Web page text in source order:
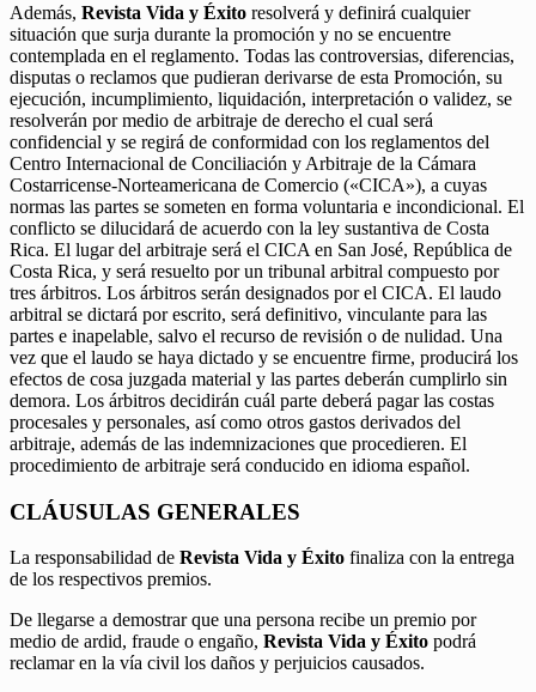
Además, Revista Vida y Éxito resolverá y definirá cualquier
situación que surja durante la promoción y no se encuentre
contemplada en el reglamento. Todas las controversias, diferencias,
disputas o reclamos que pudieran derivarse de esta Promoción, su
ejecución, incumplimiento, liquidación, interpretación o validez, se
resolverán por medio de arbitraje de derecho el cual será
confidencial y se regirá de conformidad con los reglamentos del
Centro Internacional de Conciliación y Arbitraje de la Cámara
Costarricense-Norteamericana de Comercio («CICA»), a cuyas
normas las partes se someten en forma voluntaria e incondicional. El
conflicto se dilucidará de acuerdo con la ley sustantiva de Costa
Rica. El lugar del arbitraje será el CICA en San José, República de
Costa Rica, y será resuelto por un tribunal arbitral compuesto por
tres árbitros. Los árbitros serán designados por el CICA. El laudo
arbitral se dictará por escrito, será definitivo, vinculante para las
partes e inapelable, salvo el recurso de revisión o de nulidad. Una
vez que el laudo se haya dictado y se encuentre firme, producirá los
efectos de cosa juzgada material y las partes deberán cumplirlo sin
demora. Los árbitros decidirán cuál parte deberá pagar las costas
procesales y personales, así como otros gastos derivados del
arbitraje, además de las indemnizaciones que procedieren. El
procedimiento de arbitraje será conducido en idioma español.
CLÁUSULAS GENERALES
La responsabilidad de Revista Vida y Éxito finaliza con la entrega
de los respectivos premios.
De llegarse a demostrar que una persona recibe un premio por
medio de ardid, fraude o engaño, Revista Vida y Éxito podrá
reclamar en la vía civil los daños y perjuicios causados.